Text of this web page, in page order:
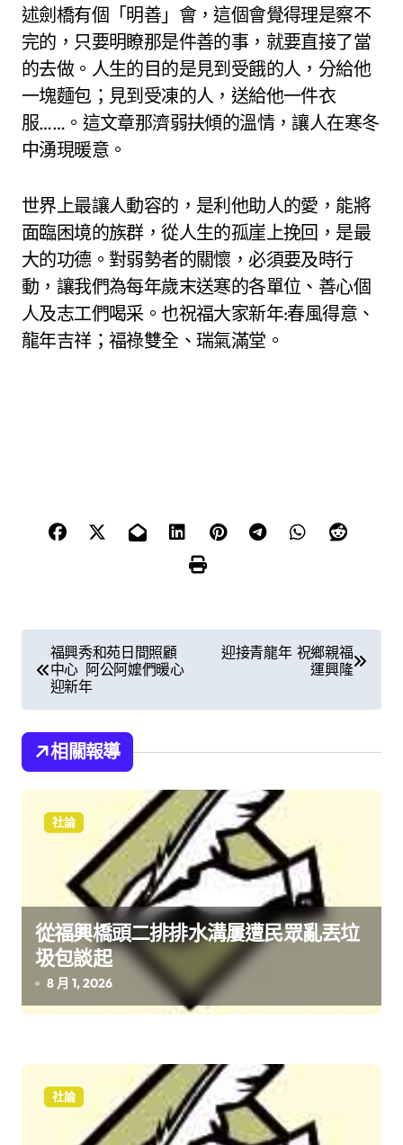
述劍橋有個「明善」會，這個會覺得理是察不
完的，只要明瞭那是件善的事，就要直接了當
的去做。人生的目的是見到受餓的人，分給他
一塊麵包；見到受凍的人，送給他一件衣
服……。這文章那濟弱扶傾的溫情，讓人在寒冬
中湧現暖意。
世界上最讓人動容的，是利他助人的愛，能將
面臨困境的族群，從人生的孤崖上挽回，是最
大的功德。對弱勢者的關懷，必須要及時行
動，讓我們為每年歲末送寒的各單位、善心個
人及志工們喝采。也祝福大家新年:春風得意、
龍年吉祥；福祿雙全、瑞氣滿堂。
章
導
覽
福興秀和苑日間照顧
中心 阿公阿嬤們暖心
迎新年
迎接青龍年 祝鄉親福
運興隆
相關報導
社論
從福興橋頭二排排水溝屢遭民眾亂丟垃
圾包談起
8 月 1, 2026
社論